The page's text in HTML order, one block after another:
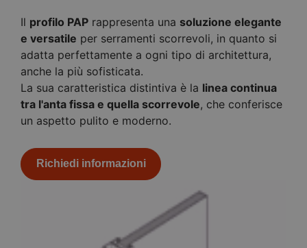
Il profilo PAP rappresenta una soluzione elegante
e versatile per serramenti scorrevoli, in quanto si
adatta perfettamente a ogni tipo di architettura,
anche la più sofisticata.
La sua caratteristica distintiva è la linea continua
tra l'anta fissa e quella scorrevole, che conferisce
un aspetto pulito e moderno.
Richiedi informazioni